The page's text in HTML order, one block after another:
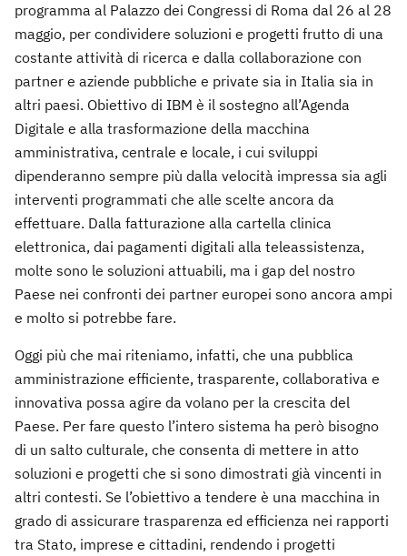
programma al Palazzo dei Congressi di Roma dal 26 al 28
maggio, per condividere soluzioni e progetti frutto di una
costante attività di ricerca e dalla collaborazione con
partner e aziende pubbliche e private sia in Italia sia in
altri paesi. Obiettivo di IBM è il sostegno all’Agenda
Digitale e alla trasformazione della macchina
amministrativa, centrale e locale, i cui sviluppi
dipenderanno sempre più dalla velocità impressa sia agli
interventi programmati che alle scelte ancora da
effettuare. Dalla fatturazione alla cartella clinica
elettronica, dai pagamenti digitali alla teleassistenza,
molte sono le soluzioni attuabili, ma i gap del nostro
Paese nei confronti dei partner europei sono ancora ampi
e molto si potrebbe fare.
Oggi più che mai riteniamo, infatti, che una pubblica
amministrazione efficiente, trasparente, collaborativa e
innovativa possa agire da volano per la crescita del
Paese. Per fare questo l’intero sistema ha però bisogno
di un salto culturale, che consenta di mettere in atto
soluzioni e progetti che si sono dimostrati già vincenti in
altri contesti. Se l’obiettivo a tendere è una macchina in
grado di assicurare trasparenza ed efficienza nei rapporti
tra Stato, imprese e cittadini, rendendo i progetti